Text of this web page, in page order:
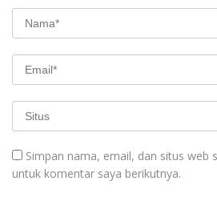
Simpan nama, email, dan situs web
untuk komentar saya berikutnya.